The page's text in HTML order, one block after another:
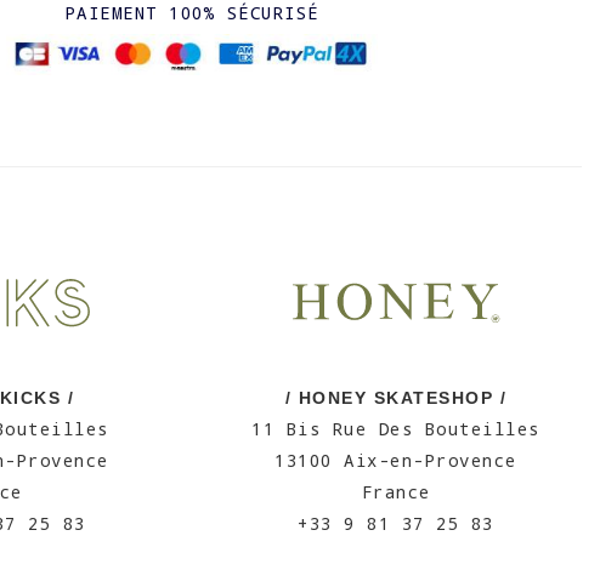
PAIEMENT 100% SÉCURISÉ
/
Provence
25 83
/ HONEY SKATESHOP /
11 Bis Rue Des Bouteilles
13100 Aix-en-Provence
France
+33 9 81 37 25 83